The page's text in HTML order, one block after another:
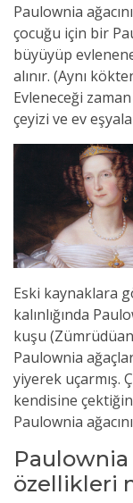
Paulownia
çocuğu için bir
büyüyüp
alınır. (Aynı
Evleneceği
çeyizi ve ev
Eski kaynaklara
kalınlığında
kuşu
Paulownia
yiyerek uçarmış.
kendisine
Paulownia
Paulownia
özellikleri